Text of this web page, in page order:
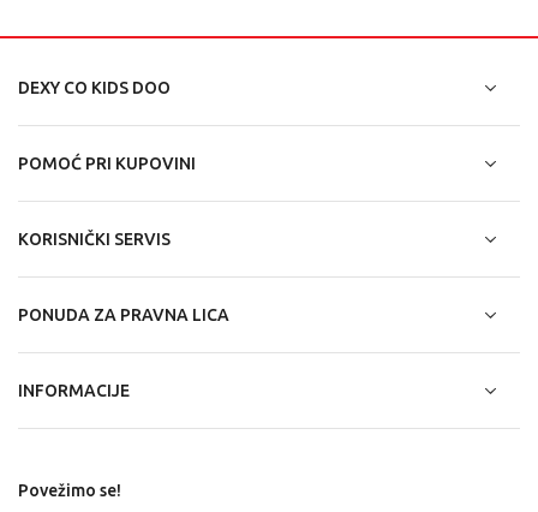
DEXY CO KIDS DOO
POMOĆ PRI KUPOVINI
KORISNIČKI SERVIS
PONUDA ZA PRAVNA LICA
INFORMACIJE
Povežimo se!